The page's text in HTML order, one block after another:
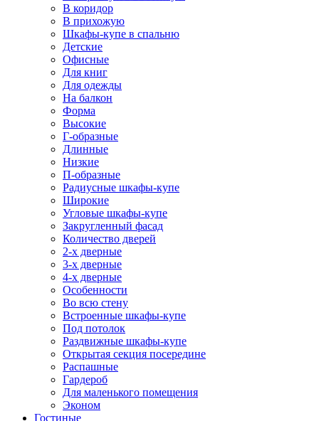
В коридор
В прихожую
Шкафы-купе в спальню
Детские
Офисные
Для книг
Для одежды
На балкон
Форма
Высокие
Г-образные
Длинные
Низкие
П-образные
Радиусные шкафы-купе
Широкие
Угловые шкафы-купе
Закругленный фасад
Количество дверей
2-х дверные
3-х дверные
4-х дверные
Особенности
Во всю стену
Встроенные шкафы-купе
Под потолок
Раздвижные шкафы-купе
Открытая секция посередине
Распашные
Гардероб
Для маленького помещения
Эконом
Гостиные